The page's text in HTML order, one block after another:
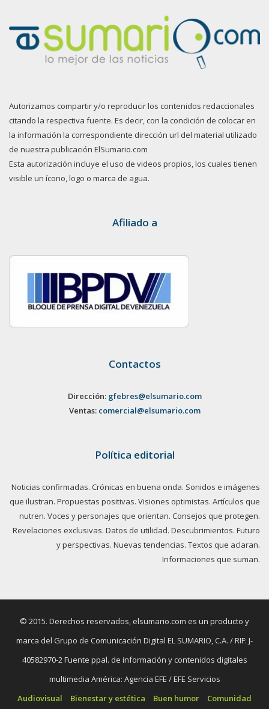
Autorizamos compartir y/o reproducir los contenidos redaccionales
citando la respectiva fuente. Es decir, con la condición de colocar en
la información la correspondiente dirección url del material utilizado
de nuestra publicación ElSumario.com
Esta autorización incluye el uso de videos propios, los cuales tienen
visible un ícono, logo o marca de agua.
Afiliado a
Contactos
Dirección: gfebres@elsumario.com
Ventas: comercial@elsumario.com
Política editorial
Noticias confirmadas. Crónicas en buena onda. Sonidos e imágenes
que ilustran. Propuestas positivas. Visiones optimistas. Artículos que
nutren. Voces y personajes que orientan. Consejos que protegen.
Revelaciones exclusivas. Datos de utilidad. Descubrimientos. Futuro
y perspectivas. Nuevas tendencias. Textos que aclaran.
Informaciones que suman.
© 2015. Derechos reservados, elsumario.com es un producto y
marca del Grupo de Comunicación Digital EL SUMARIO, C.A. / RIF: J-
40582970-2 Fuente ppal. de información y contenidos digitales
multimedia América: Agencia EFE / EFE Servicios
Audiovisual
Bienestar y estética Buen humor Comunidad